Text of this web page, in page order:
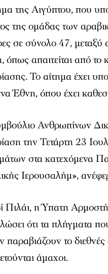
της Αιγύπτου, που
της ομάδας των
σε σύνολο 47,
όπως απαιτείται από το
Το αίτημα έχει
Έθνη, όπου έχει
Ανθρωπίνων
την Τετάρτη 23
στα κατεχόμενα
Ιερουσαλήμ»,
η Ύπατη
ότι τα πλήγματα
παραβιάζουν το
άμαχοι.